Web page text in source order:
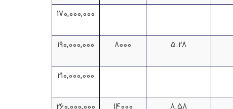
170,000,000
5.28
8000
190,000,000
210,000,000
8.58
14000
260,000,000